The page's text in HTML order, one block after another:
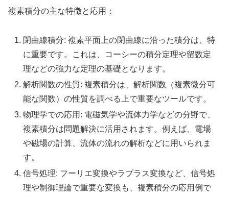
複素積分の主な特徴と応用：
閉曲線積分: 複素平面上の閉曲線に沿った積分は、特
に重要です。これは、コーシーの積分定理や留数定
理などの強力な定理の基礎となります。
解析関数の性質: 複素積分は、解析関数（複素微分可
能な関数）の性質を調べる上で重要なツールです。
物理学での応用: 電磁気学や流体力学などの分野で、
複素積分は問題解決に活用されます。例えば、電場
や磁場の計算、流体の流れの解析などに用いられま
す。
信号処理: フーリエ変換やラプラス変換など、信号処
理や制御理論で重要な変換も、複素積分の応用例で